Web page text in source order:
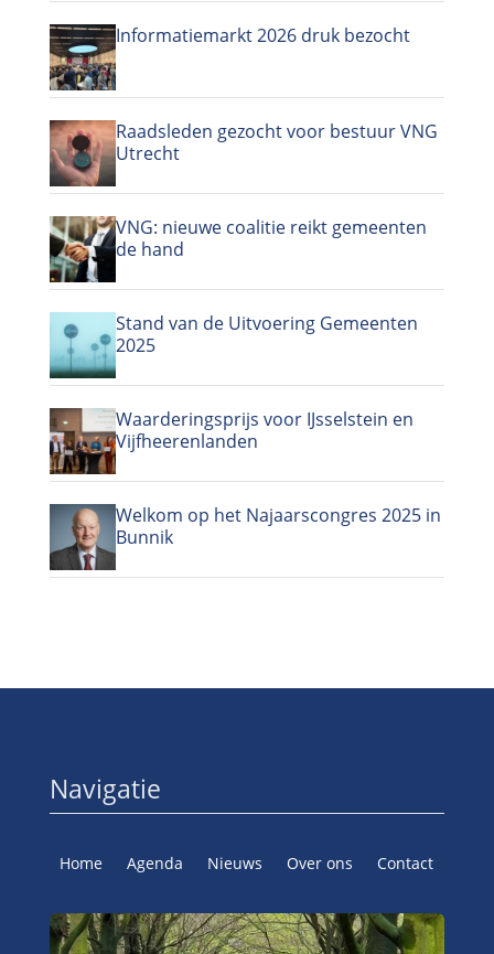
Informatiemarkt 2026 druk bezocht
Raadsleden gezocht voor bestuur VNG
Utrecht
VNG: nieuwe coalitie reikt gemeenten
de hand
Stand van de Uitvoering Gemeenten
2025
Waarderingsprijs voor IJsselstein en
Vijfheerenlanden
Welkom op het Najaarscongres 2025 in
Bunnik
Navigatie
Home Agenda Nieuws Over ons Contact